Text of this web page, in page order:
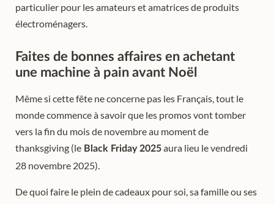
particulier pour les amateurs et amatrices de produits
électroménagers.
Faites de bonnes affaires en achetant
une machine à pain avant Noël
Même si cette fête ne concerne pas les Français, tout le
monde commence à savoir que les promos vont tomber
vers la fin du mois de novembre au moment de
thanksgiving (le Black Friday 2025aura lieu le vendredi
28 novembre 2025).
De quoi faire le plein de cadeaux pour soi, sa famille ou ses